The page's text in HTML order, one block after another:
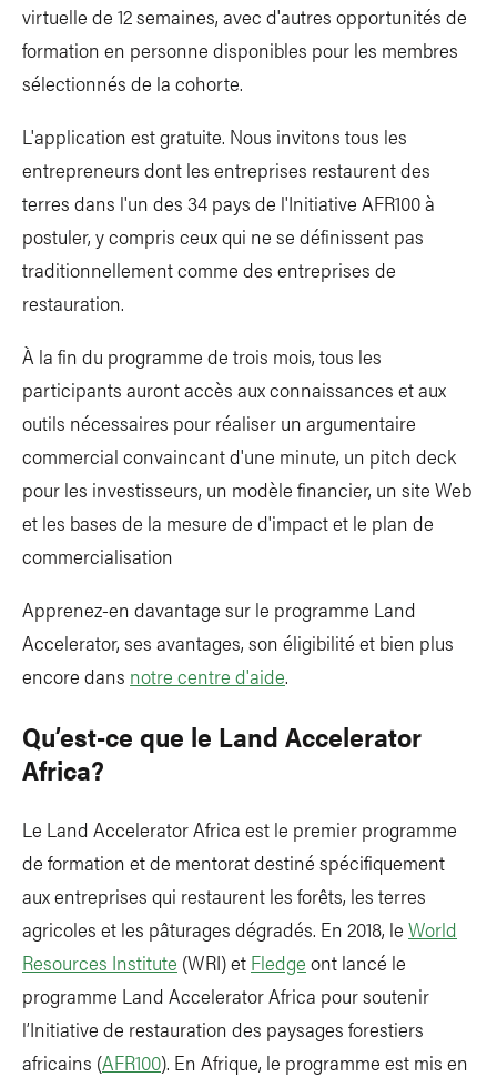
virtuelle de 12 semaines, avec d'autres opportunités de
formation en personne disponibles pour les membres
sélectionnés de la cohorte.
L'application est gratuite. Nous invitons tous les
entrepreneurs dont les entreprises restaurent des
terres dans l'un des 34 pays de l'Initiative AFR100 à
postuler, y compris ceux qui ne se définissent pas
traditionnellement comme des entreprises de
restauration.
À la fin du programme de trois mois, tous les
participants auront accès aux connaissances et aux
outils nécessaires pour réaliser un argumentaire
commercial convaincant d'une minute, un pitch deck
pour les investisseurs, un modèle financier, un site Web
et les bases de la mesure de d'impact et le plan de
commercialisation
Apprenez-en davantage sur le programme Land
Accelerator, ses avantages, son éligibilité et bien plus
encore dans notre centre d'aide.
Qu’est-ce que le Land Accelerator
Africa?
Le Land Accelerator Africa est le premier programme
de formation et de mentorat destiné spécifiquement
aux entreprises qui restaurent les forêts, les terres
agricoles et les pâturages dégradés. En 2018, le World
Resources Institute (WRI) et Fledge ont lancé le
programme Land Accelerator Africa pour soutenir
l’Initiative de restauration des paysages forestiers
africains (AFR100). En Afrique, le programme est mis en